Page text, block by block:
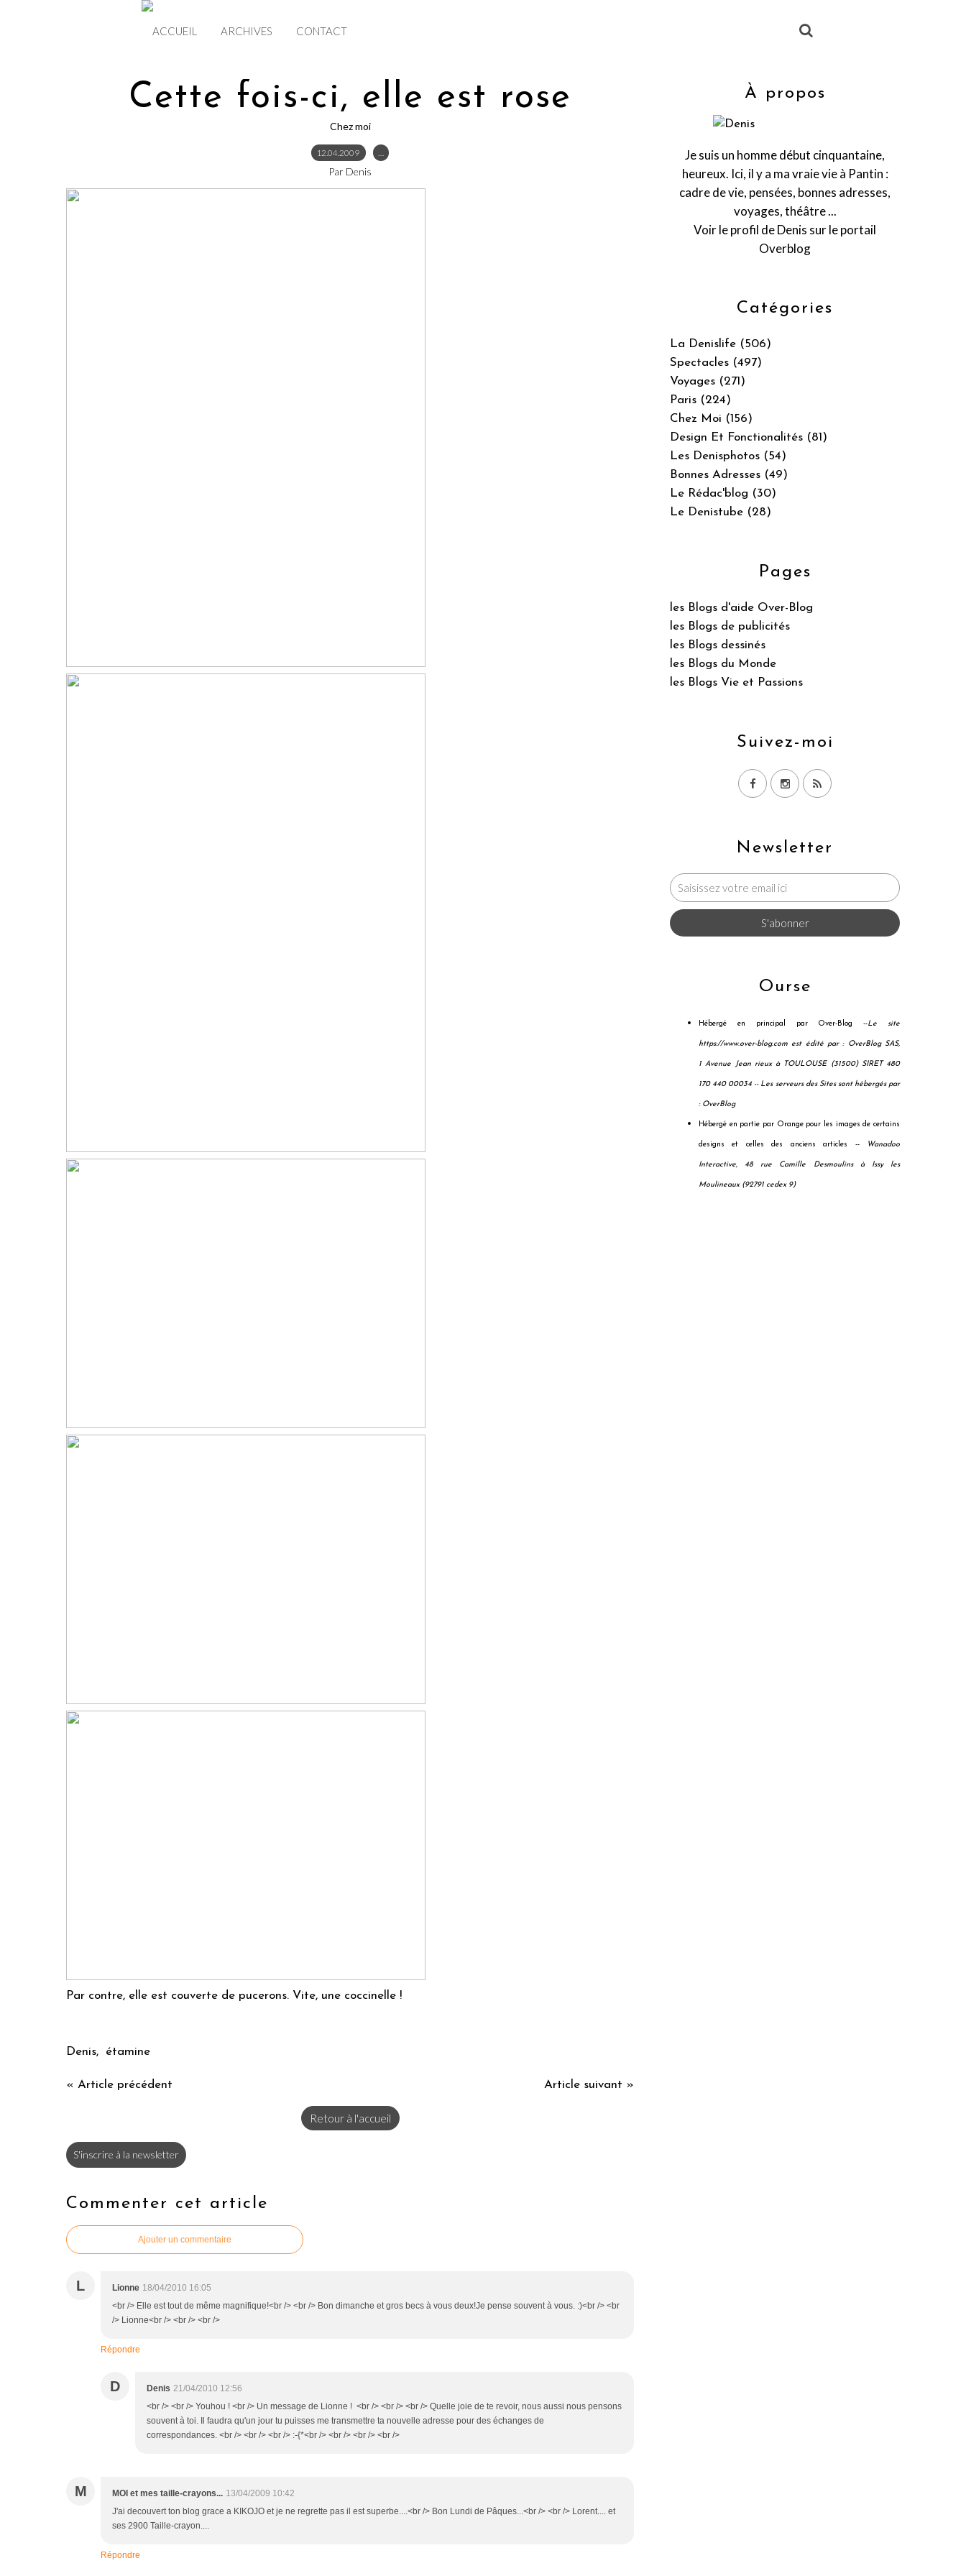
ACCUEIL ARCHIVES CONTACT
Cette fois-ci, elle est rose
Chez moi
12.04.2009 …
Par Denis
Par contre, elle est couverte de pucerons. Vite, une coccinelle !
Denis, étamine
« Article précédent Article suivant »
Retour à l'accueil
S'inscrire à la newsletter
Commenter cet article
Ajouter un commentaire
L Lionne 18/04/2010 16:05
<br /> Elle est tout de même magnifique!<br /> <br /> Bon dimanche et gros becs à vous deux!Je pense souvent à vous. :)<br /> <br
/> Lionne<br /> <br /> <br />
Répondre
D Denis 21/04/2010 12:56
<br /> <br /> Youhou ! <br /> Un message de Lionne ! <br /> <br /> <br /> Quelle joie de te revoir, nous aussi nous pensons
souvent à toi. Il faudra qu'un jour tu puisses me transmettre ta nouvelle adresse pour des échanges de
correspondances. <br /> <br /> <br /> :-{*<br /> <br /> <br /> <br />
M MOI et mes taille-crayons... 13/04/2009 10:42
J'ai decouvert ton blog grace a KIKOJO et je ne regrette pas il est superbe....<br /> Bon Lundi de Pâques...<br /> <br /> Lorent.... et
ses 2900 Taille-crayon....
Répondre
Newsletter
Catégories
La Denislife (506)
Spectacles (497)
Voyages (271)
Paris (224)
Chez Moi (156)
Design Et Fonctionalités (81)
Les Denisphotos (54)
Bonnes Adresses (49)
Le Rédac'blog (30)
Le Denistube (28)
Pages
les Blogs d'aide Over-Blog
les Blogs de publicités
les Blogs dessinés
les Blogs du Monde
les Blogs Vie et Passions
Suivez-moi
À propos
Je suis un homme début cinquantaine,
heureux. Ici, il y a ma vraie vie à Pantin :
cadre de vie, pensées, bonnes adresses,
voyages, théâtre ...
Voir le profil deDenis sur le portail
Overblog
Ourse
Hébergé en principal par Over-Blog --Le site
https://www.over-blog.com est édité par : OverBlog SAS,
1 Avenue Jean rieux à TOULOUSE (31500) SIRET 480
170 440 00034 -- Les serveurs des Sites sont hébergés par
: OverBlog
Hébergé en partie par Orange pour les images de certains
designs et celles des anciens articles -- Wanadoo
Interactive, 48 rue Camille Desmoulins à Issy les
Moulineaux (92791 cedex 9)